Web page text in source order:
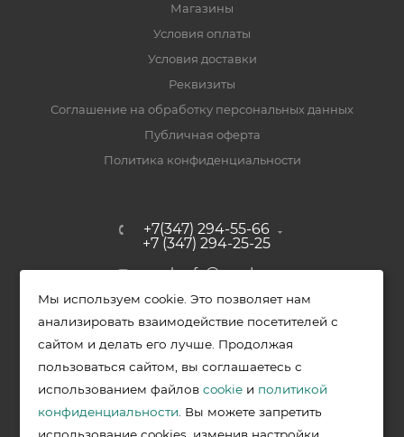
Магазины
Условия оплаты
Условия доставки
Реквизиты
Соглашение на обработку персональных данных
Публичная оферта
Политика конфиденциальности
+7(347) 294-55-66
+7 (347) 294-25-25
upak-ufa@yandex.ru
Уфимский район, с. Зубово, ул.
Полевая, д. 44/2, к. 2
2026 © Меркурий - упаковочная продукция от ведущих
производителей в Уфе
Мы используем cookie. Это позволяет нам
анализировать взаимодействие посетителей с
сайтом и делать его лучше. Продолжая
пользоваться сайтом, вы соглашаетесь с
использованием файловcookie и политикой
конфиденциальности . Вы можете запретить